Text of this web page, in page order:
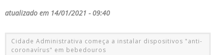
atualizado em 14/01/2021 - 09:40
Cidade Administrativa começa a instalar dispositivos "anti-
coronavírus" em bebedouros